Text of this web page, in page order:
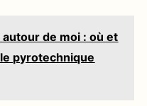
de moi : où et
pyrotechnique